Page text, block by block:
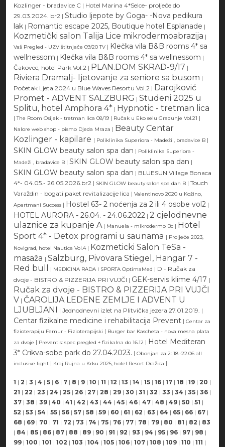
Kozlinger - bradavice C | Hotel Marina 4*Selce- proljeće do
29.03.2024. br2 | Studio ljepote by Goga- -Nova pedikura
lak | Romantic escape 2025, Boutique hotel Esplanade |
Kozmetički salon Talija Lice mikrodermoabrazija |
Vaš Pregled - UZV štitnjače 09/20 TV | Klečka vila B&B rooms 4* sa
wellnessom | Klečka vila B&B rooms 4* sa wellnessom |
Čakovec, hotel Park Vol.2 | PLAN.DOM SKRAD-9/17 |
Riviera Dramalj- ljetovanje za seniore sa busom |
Početak Ljeta 2024 u Blue Waves Resortu Vol.2 | Darojković
Promet - ADVENT SALZBURG | Studeni 2025 u
Splitu, hotel Amphora 4* | Hypnotic - tretman lica
| The Room Osijek - tretman lica 08/19 | Ručak u Eko selu Gradunje Vol.21 |
Nalore web shop - pismo Djeda Mraza | Beauty Centar
Kozlinger - kapilare | Poliklinika Superiora - Madeži , bradavice B |
SKIN GLOW beauty salon spa dan | Poliklinika Superiora -
Madeži , bradavice B | SKIN GLOW beauty salon spa dan |
SKIN GLOW beauty salon spa dan | BLUESUN Village Bonaca
4*- 04.05.- 26.05.2026.br2 | SKIN GLOW beauty salon spa dan B | Touch
Varaždin - bogati paket revitalizacije lica | Valentinovo 2020 u Kožino,
Apartmani Success | Hostel 63- 2 noćenja za 2 ili 4 osobe vol2 |
HOTEL AURORA - 26.04. - 24.06.2022 | 2 cjelodnevne
ulaznice za kupanje A | Manuela - mikrodermo Bc | Hotel
Sport 4* - Detox programi u saunama | Proljeće 2023,
Novigrad, hotel Nautica Vol.4 | Kozmeticki Salon TeSa -
masaža | Salzburg, Pivovara Stiegel, Hangar 7 -
Red bull
| MEDICINA RADA I SPORTA OptimaMed | D - Ručak za
dvoje - BISTRO & PIZZERIJA PRI VUJČI | GEK-servis klime 4/17 |
Ručak za dvoje - BISTRO & PIZZERIJA PRI VUJČI
V | ČAROLIJA LEDENE ZEMLJE I ADVENT U
LJUBLJANI
| Jednodnevni izlet na Plitvička jezera 27.01.2019. |
Centar fizikalne medicine i rehabilitacija Prevent | Centar za
fizioterapiju Femur - Fizioterapijski | Burger bar Kascheta - nova mesna plata
za dvoje | Preventis: spec pregled + fizikalna do 16.12 | Hotel Mediteran
3* Crikva-sobe park do 27.04.2023. | Obonjan za 2: 18.-22.06 all
inclusive light | Kraj Rujna u Krku 2025, hotel Resort Dražica |
1 | 2 | 3 | 4 | 5 | 6 | 7 | 8 | 9 | 10 | 11 | 12 | 13 | 14 | 15 | 16 | 17 | 18 | 19 | 20 |
21 | 22 | 23 | 24 | 25 | 26 | 27 | 28 | 29 | 30 | 31 | 32 | 33 | 34 | 35 | 36 |
37 | 38 | 39 | 40 | 41 | 42 | 43 | 44 | 45 | 46 | 47 | 48 | 49 | 50 | 51 |
52 | 53 | 54 | 55 | 56 | 57 | 58 | 59 | 60 | 61 | 62 | 63 | 64 | 65 | 66 | 67 |
68 | 69 | 70 | 71 | 72 | 73 | 74 | 75 | 76 | 77 | 78 | 79 | 80 | 81 | 82 | 83
| 84 | 85 | 86 | 87 | 88 | 89 | 90 | 91 | 92 | 93 | 94 | 95 | 96 | 97 | 98 |
99 | 100 | 101 | 102 | 103 | 104 | 105 | 106 | 107 | 108 | 109 | 110 | 111 |